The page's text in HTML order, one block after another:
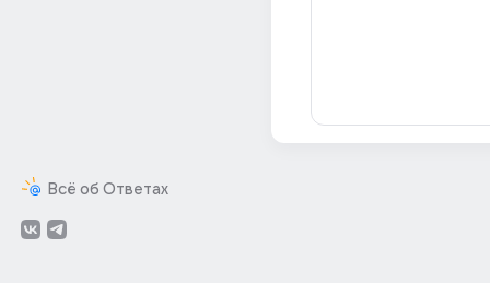
Всё об Ответах